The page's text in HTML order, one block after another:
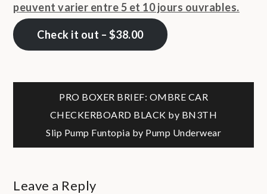
peuvent varier entre 5 et 10 jours ouvrables.
Check it out – $38.00
Post
navigation
PRO BOXER BRIEF: OMBRE CAR
CHECKERBOARD BLACK by BN3TH
Slip Pump Funtopia by Pump Underwear
Leave a Reply